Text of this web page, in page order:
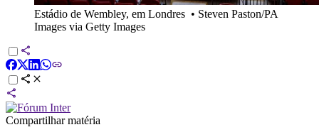
Estádio de Wembley, em Londres • Steven Paston/PA
Images via Getty Images
Compartilhar matéria